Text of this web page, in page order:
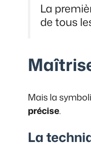
La
de tous
Mais la
précise.
La